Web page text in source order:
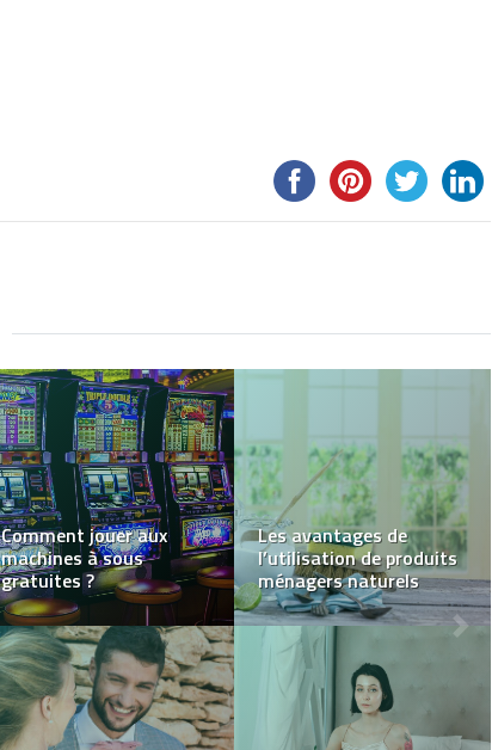
Vous êtes novice en
matière de vapotage ?
Voici ce qu’il faut faire
et ne pas faire
Comment trouver un
bon site de CBD ?